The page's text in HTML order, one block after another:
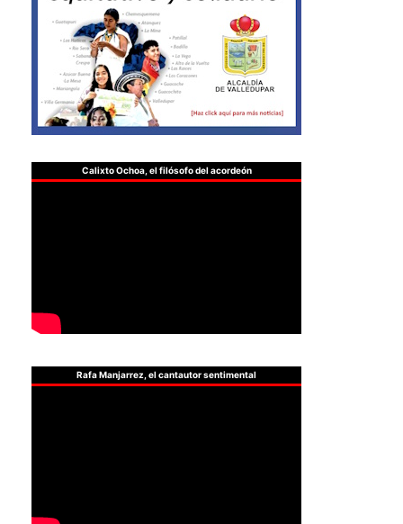
Calixto Ochoa, el filósofo del acordeón
Rafa Manjarrez, el cantautor sentimental